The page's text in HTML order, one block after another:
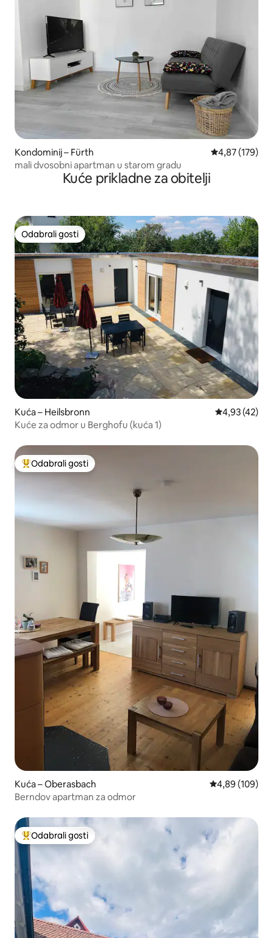
Kondominij – Fürth Prosječna
4,87 (179)
mali dvosobni apartman u starom gradu
Kuće prikladne za obitelji
Odabrali gosti
Odabrali gosti
Kuća – Heilsbronn Prosječna
4,93 (42)
Kuće za odmor u Berghofu (kuća 1)
Među najviše rangiranima s oznakom „Odabrali gosti”
Odabrali gosti
Kuća – Oberasbach Prosječna
4,89 (109)
Berndov apartman za odmor
Među najviše rangiranima s oznakom „Odabrali gosti”
Odabrali gosti